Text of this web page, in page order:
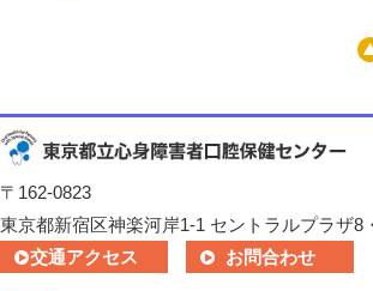
〒162-0823
東京都新宿区神楽河岸1-1 セントラルプラザ8
交通アクセス
お問合わせ